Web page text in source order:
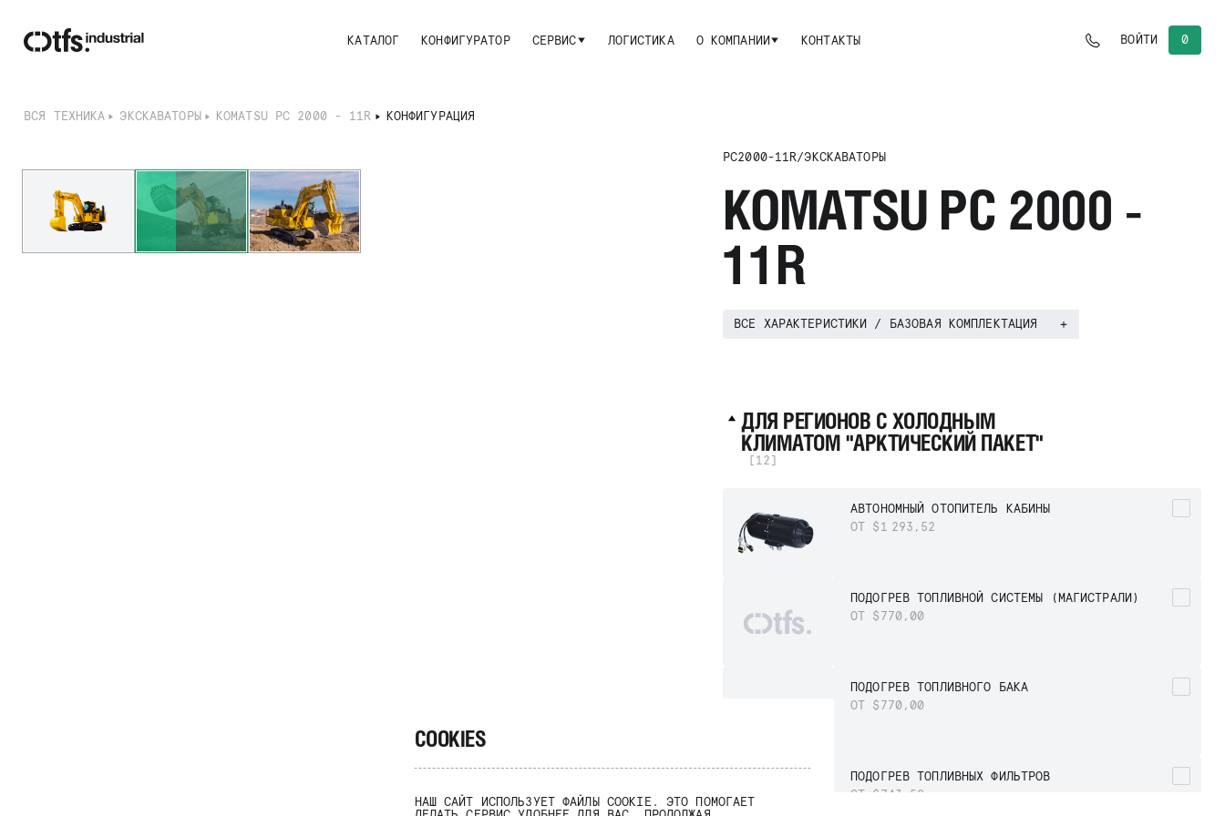
КАТАЛОГ КОНФИГУРАТОР СЕРВИС ЛОГИСТИКА О КОМПАНИИ КОНТАКТЫ ВОЙТИ 0
COOKIES
НАШ САЙТ ИСПОЛЬЗУЕТ ФАЙЛЫ COOKIE. ЭТО ПОМОГАЕТ
ВСЯ ТЕХНИКА ЭКСКАВАТОРЫ KOMATSU PC 2000 - 11R КОНФИГУРАЦИЯ
t
f
PC2000-11R/ЭКСКАВАТОРЫ
KOMATSU PC 2000 -
11R
ВСЕ ХАРАКТЕРИСТИКИ / БАЗОВАЯ КОМПЛЕКТАЦИЯ
ДЛЯ РЕГИОНОВ С ХОЛОДНЫМ
КЛИМАТОМ "АРКТИЧЕСКИЙ ПАКЕТ"
[12]
АВТОНОМНЫЙ ОТОПИТЕЛЬ КАБИНЫ
ОТ $1 293,52
ПОДОГРЕВ ТОПЛИВНОЙ СИСТЕМЫ (МАГИСТРАЛИ)
ОТ $770,00
ПОДОГРЕВ ТОПЛИВНОГО БАКА
ОТ $770,00
ПОДОГРЕВ ТОПЛИВНЫХ ФИЛЬТРОВ
ОТ $743,52